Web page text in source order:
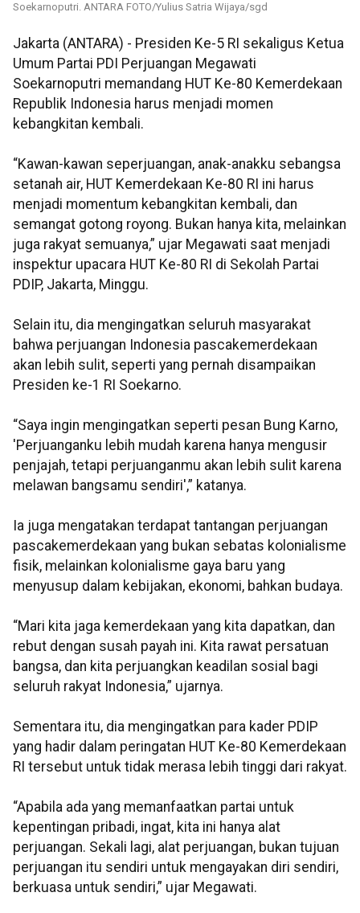
Soekarnoputri. ANTARA FOTO/Yulius Satria Wijaya/sgd
Jakarta (ANTARA) - Presiden Ke-5 RI sekaligus Ketua
Umum Partai PDI Perjuangan Megawati
Soekarnoputri memandang HUT Ke-80 Kemerdekaan
Republik Indonesia harus menjadi momen
kebangkitan kembali.
“Kawan-kawan seperjuangan, anak-anakku sebangsa
setanah air, HUT Kemerdekaan Ke-80 RI ini harus
menjadi momentum kebangkitan kembali, dan
semangat gotong royong. Bukan hanya kita, melainkan
juga rakyat semuanya,” ujar Megawati saat menjadi
inspektur upacara HUT Ke-80 RI di Sekolah Partai
PDIP, Jakarta, Minggu.
Selain itu, dia mengingatkan seluruh masyarakat
bahwa perjuangan Indonesia pascakemerdekaan
akan lebih sulit, seperti yang pernah disampaikan
Presiden ke-1 RI Soekarno.
“Saya ingin mengingatkan seperti pesan Bung Karno,
'Perjuanganku lebih mudah karena hanya mengusir
penjajah, tetapi perjuanganmu akan lebih sulit karena
melawan bangsamu sendiri',” katanya.
Ia juga mengatakan terdapat tantangan perjuangan
pascakemerdekaan yang bukan sebatas kolonialisme
fisik, melainkan kolonialisme gaya baru yang
menyusup dalam kebijakan, ekonomi, bahkan budaya.
“Mari kita jaga kemerdekaan yang kita dapatkan, dan
rebut dengan susah payah ini. Kita rawat persatuan
bangsa, dan kita perjuangkan keadilan sosial bagi
seluruh rakyat Indonesia,” ujarnya.
Sementara itu, dia mengingatkan para kader PDIP
yang hadir dalam peringatan HUT Ke-80 Kemerdekaan
RI tersebut untuk tidak merasa lebih tinggi dari rakyat.
“Apabila ada yang memanfaatkan partai untuk
kepentingan pribadi, ingat, kita ini hanya alat
perjuangan. Sekali lagi, alat perjuangan, bukan tujuan
perjuangan itu sendiri untuk mengayakan diri sendiri,
berkuasa untuk sendiri,” ujar Megawati.